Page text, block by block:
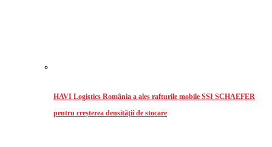
HAVI Logistics România a ales rafturile mobile SSI SCHAEFER
pentru creșterea densităţii de stocare